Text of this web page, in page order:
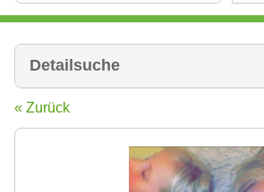
Detailsuche
« Zurück